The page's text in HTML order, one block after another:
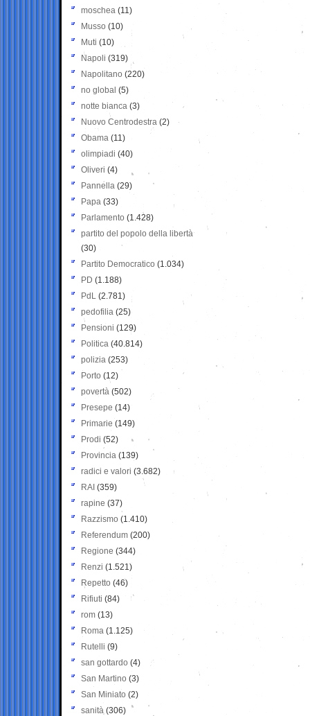
moschea (11)
Musso (10)
Muti (10)
Napoli (319)
Napolitano (220)
no global (5)
notte bianca (3)
Nuovo Centrodestra (2)
Obama (11)
olimpiadi (40)
Oliveri (4)
Pannella (29)
Papa (33)
Parlamento (1.428)
partito del popolo della libertà
(30)
Partito Democratico (1.034)
PD (1.188)
PdL (2.781)
pedofilia (25)
Pensioni (129)
Politica (40.814)
polizia (253)
Porto (12)
povertà (502)
Presepe (14)
Primarie (149)
Prodi (52)
Provincia (139)
radici e valori (3.682)
RAI (359)
rapine (37)
Razzismo (1.410)
Referendum (200)
Regione (344)
Renzi (1.521)
Repetto (46)
Rifiuti (84)
rom (13)
Roma (1.125)
Rutelli (9)
san gottardo (4)
San Martino (3)
San Miniato (2)
sanità (306)